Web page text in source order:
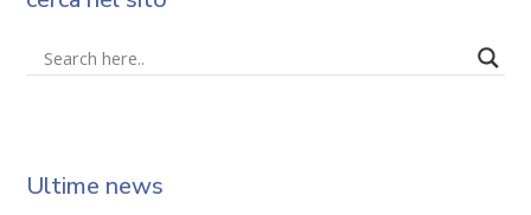
Ultime news